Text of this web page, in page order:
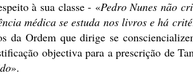
à sua classe - «Pedro Nunes não
médica se estuda nos livros e há
da Ordem que dirige se
objectiva para a prescrição de
».